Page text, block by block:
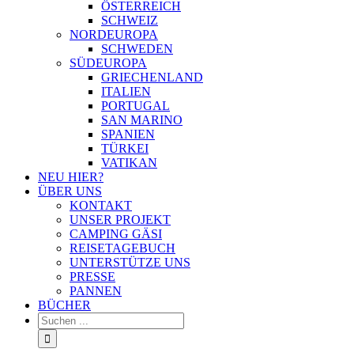
ÖSTERREICH
SCHWEIZ
NORDEUROPA
SCHWEDEN
SÜDEUROPA
GRIECHENLAND
ITALIEN
PORTUGAL
SAN MARINO
SPANIEN
TÜRKEI
VATIKAN
NEU HIER?
ÜBER UNS
KONTAKT
UNSER PROJEKT
CAMPING GÄSI
REISETAGEBUCH
UNTERSTÜTZE UNS
PRESSE
PANNEN
BÜCHER
Suche
nach: